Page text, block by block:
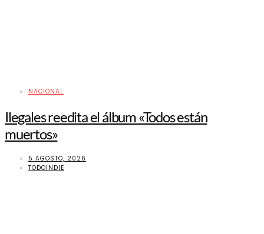
NACIONAL
Ilegales reedita el álbum «Todos están
muertos»
5 AGOSTO, 2026
TODOINDIE